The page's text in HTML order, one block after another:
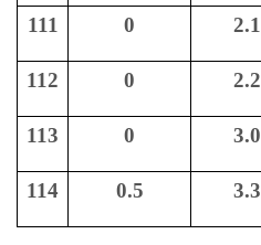
111 0 2.1
112 0 2.2
113 0 3.0
114 0.5 3.3